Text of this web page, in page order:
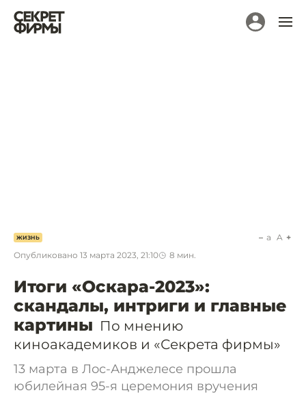
ЖИЗНЬ
Опубликовано 13 марта 2023, 21:10 8 мин.
a A
Итоги «Оскара-2023»:
скандалы, интриги и главные
картины По мнению
киноакадемиков и «Секрета фирмы»
13 марта в Лос-Анджелесе прошла
юбилейная 95-я церемония вручения